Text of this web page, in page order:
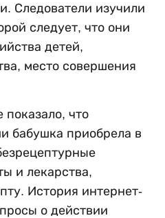
Следователи изучили
следует, что они
детей,
место совершения
показало, что
бабушка приобрела в
и лекарства,
История интернет-
о действии